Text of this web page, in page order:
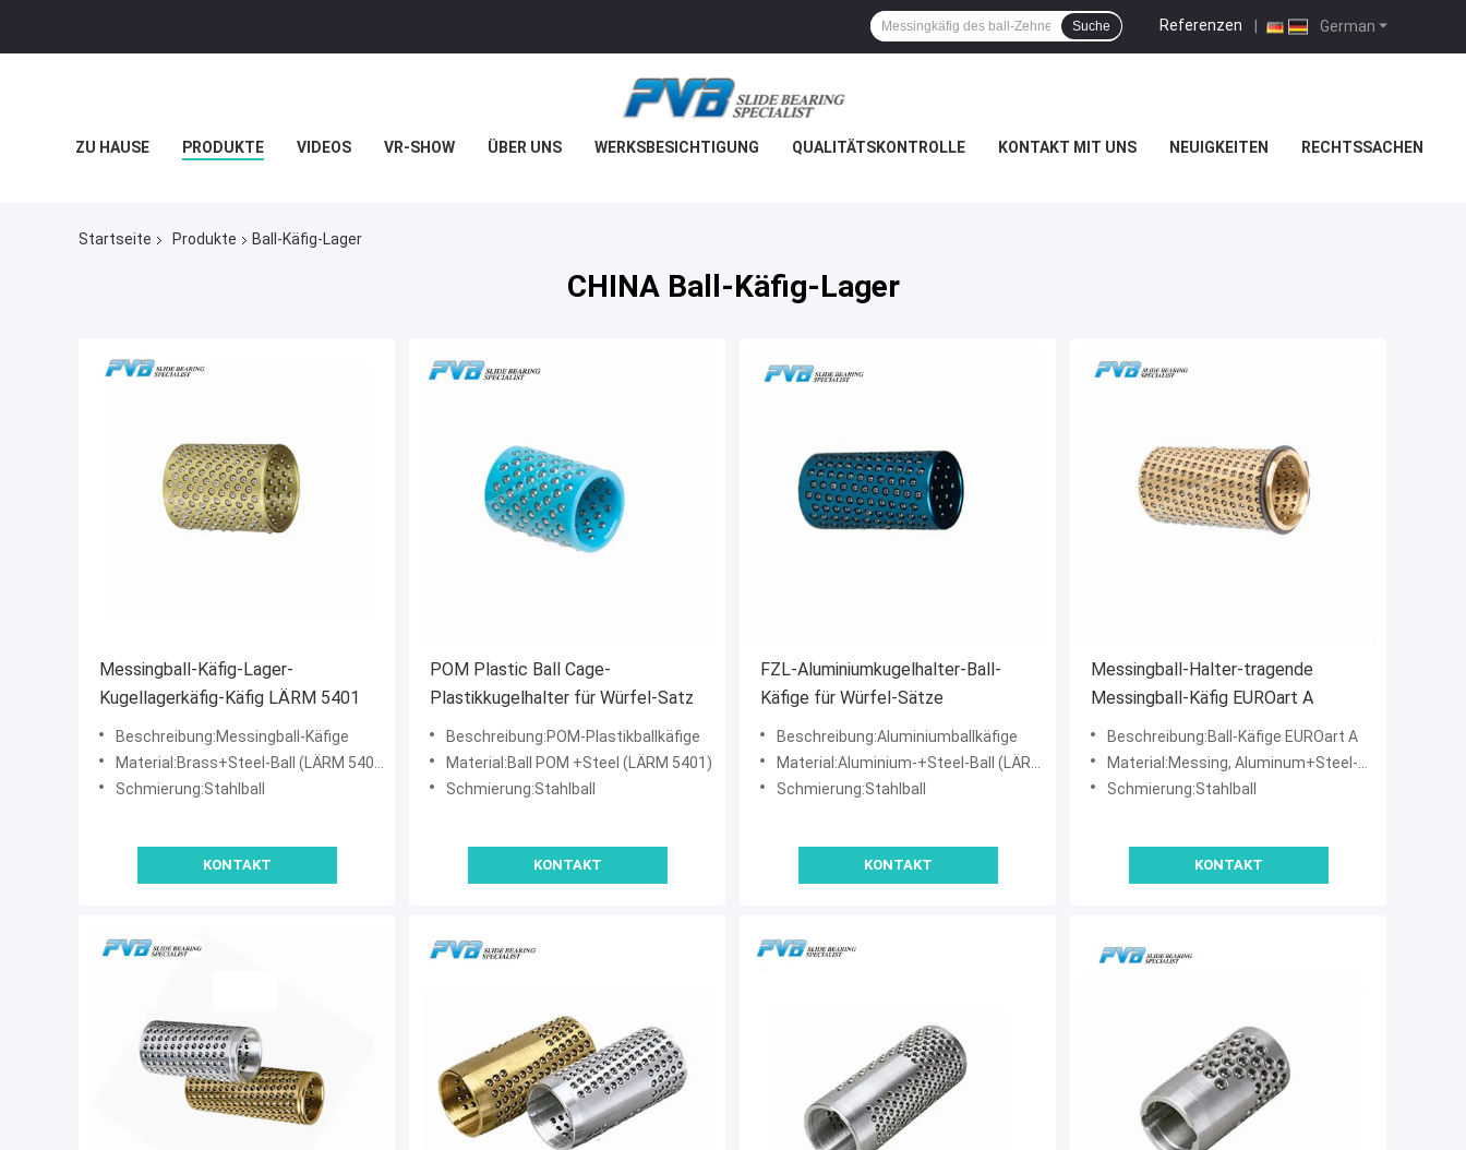
German
Referenzen |
Suche
ZU HAUSE PRODUKTE VIDEOS VR-SHOW ÜBER UNS WERKSBESICHTIGUNG QUALITÄTSKONTROLLE KONTAKT MIT UNS NEUIGKEITEN RECHTSSACHEN
Startseite Produkte Ball-Käfig-Lager
CHINA Ball-Käfig-Lager
Messingball-Käfig-Lager-
Kugellagerkäfig-Käfig LÄRM 5401
Beschreibung:Messingball-Käfige
Material:Brass+Steel-Ball (LÄRM 5401)
Schmierung:Stahlball
KONTAKT
POM Plastic Ball Cage-
Plastikkugelhalter für Würfel-Satz
Beschreibung:POM-Plastikballkäfige
Material:Ball POM +Steel (LÄRM 5401)
Schmierung:Stahlball
KONTAKT
FZL-Aluminiumkugelhalter-Ball-
Käfige für Würfel-Sätze
Beschreibung:Aluminiumballkäfige
Material:Aluminium-+Steel-Ball (LÄRM 5401)
Schmierung:Stahlball
KONTAKT
Messingball-Halter-tragende
Messingball-Käfig EUROart A
Beschreibung:Ball-Käfige EUROart A
Material:Messing, Aluminum+Steel-Ball
Schmierung:Stahlball
KONTAKT